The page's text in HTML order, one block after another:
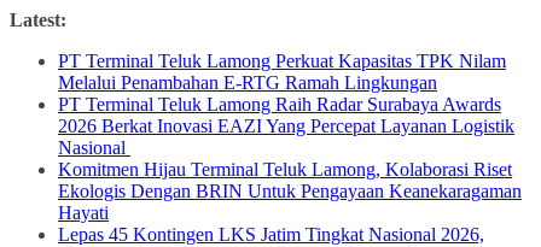
Skip
content
Latest:
PT Terminal Teluk Lamong Perkuat Kapasitas TPK Nilam
Melalui Penambahan E-RTG Ramah Lingkungan
PT Terminal Teluk Lamong Raih Radar Surabaya Awards
2026 Berkat Inovasi EAZI Yang Percepat Layanan Logistik
Nasional
Komitmen Hijau Terminal Teluk Lamong, Kolaborasi Riset
Ekologis Dengan BRIN Untuk Pengayaan Keanekaragaman
Hayati
Lepas 45 Kontingen LKS Jatim Tingkat Nasional 2026,